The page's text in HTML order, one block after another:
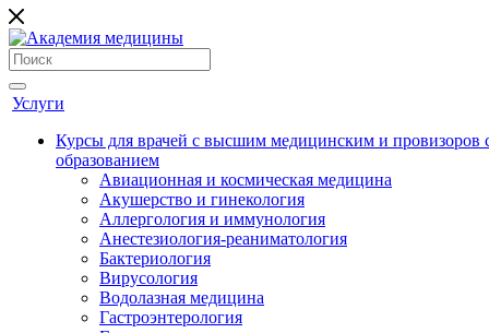
Услуги
Курсы для врачей с высшим медицинским и
образованием
Авиационная и космическая медицина
Акушерство и гинекология
Аллергология и иммунология
Анестезиология-реаниматология
Бактериология
Вирусология
Водолазная медицина
Гастроэнтерология